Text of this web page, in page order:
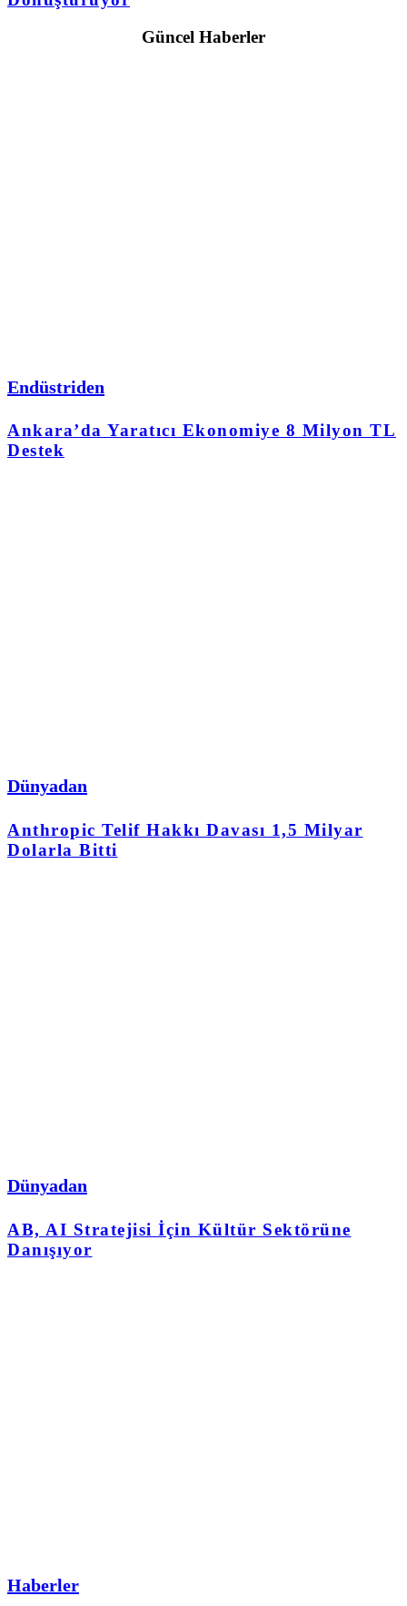
Güncel Haberler
Endüstriden
Ankara’da Yaratıcı Ekonomiye 8 Milyon TL
Destek
Dünyadan
Anthropic Telif Hakkı Davası 1,5 Milyar
Dolarla Bitti
Dünyadan
AB, AI Stratejisi İçin Kültür Sektörüne
Danışıyor
Haberler